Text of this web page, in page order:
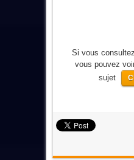
Si vous
vous pouvez
sujet